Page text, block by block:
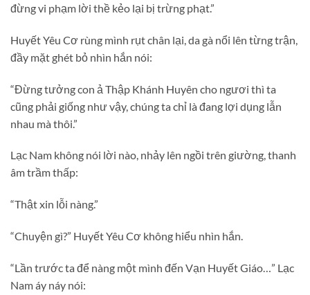
đừng vi phạm lời thề kẻo lại bị trừng phạt.”
Huyết Yêu Cơ rùng mình rụt chân lại, da gà nổi lên từng trận,
đầy mặt ghét bỏ nhìn hắn nói:
“Đừng tưởng con ả Thập Khánh Huyên cho ngươi thì ta
cũng phải giống như vậy, chúng ta chỉ là đang lợi dụng lẫn
nhau mà thôi.”
Lạc Nam không nói lời nào, nhảy lên ngồi trên giường, thanh
âm trầm thấp:
“Thật xin lỗi nàng.”
“Chuyện gì?” Huyết Yêu Cơ không hiểu nhìn hắn.
“Lần trước ta để nàng một mình đến Vạn Huyết Giáo…” Lạc
Nam áy náy nói: